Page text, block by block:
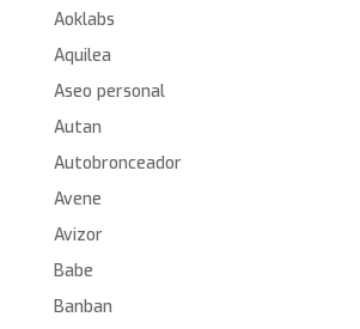
Aoklabs
Aquilea
Aseo personal
Autan
Autobronceador
Avene
Avizor
Babe
Banban